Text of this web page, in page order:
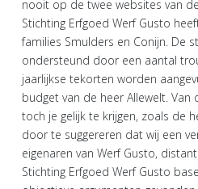
nooit op de twee websites van
Stichting Erfgoed Werf Gusto
families Smulders en Conijn. De
ondersteund door een aantal
jaarlijkse tekorten worden
budget van de heer Allewelt. Van
toch je gelijk te krijgen, zoals de
door te suggereren dat wij een
eigenaren van Werf Gusto,
Stichting Erfgoed Werf Gusto